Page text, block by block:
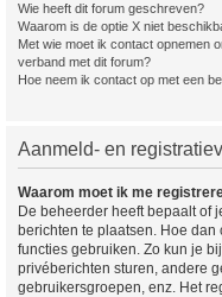
Wie heeft dit forum geschreven?
Waarom is de optie X niet
Met wie moet ik contact opnemen
verband met dit forum?
Hoe neem ik contact op met een
Aanmeld- en
Waarom moet ik me
De beheerder heeft bepaalt of
berichten te plaatsen. Hoe
functies gebruiken. Zo kun je
privéberichten sturen, andere
gebruikersgroepen, enz. Het